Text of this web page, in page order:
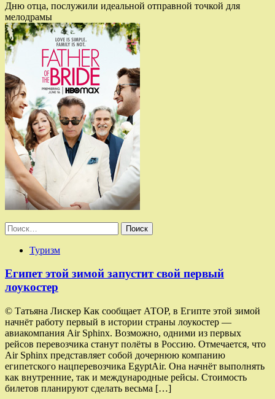
Дню отца, послужили идеальной отправной точкой для
мелодрамы
Найти:
Туризм
Египет этой зимой запустит свой первый
лоукостер
© Татьяна Лискер Как сообщает АТОР, в Египте этой зимой
начнёт работу первый в истории страны лоукостер —
авиакомпания Air Sphinx. Возможно, одними из первых
рейсов перевозчика станут полёты в Россию. Отмечается, что
Air Sphinx представляет собой дочернюю компанию
египетского нацперевозчика EgyptAir. Она начнёт выполнять
как внутренние, так и международные рейсы. Стоимость
билетов планируют сделать весьма […]